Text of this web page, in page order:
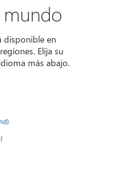
disponible en
Elija su
más abajo.